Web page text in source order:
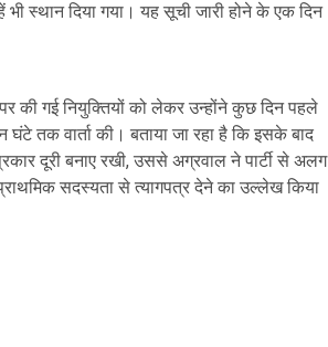
स्थान दिया गया। यह सूची जारी होने के एक दिन
गई नियुक्तियों को लेकर उन्होंने कुछ दिन पहले
तक वार्ता की। बताया जा रहा है कि इसके बाद
दूरी बनाए रखी, उससे अग्रवाल ने पार्टी से अलग
प्राथमिक सदस्यता से त्यागपत्र देने का उल्लेख किया